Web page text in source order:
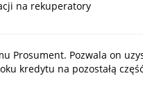
na rekuperatory
Prosument. Pozwala on
kredytu na pozostałą